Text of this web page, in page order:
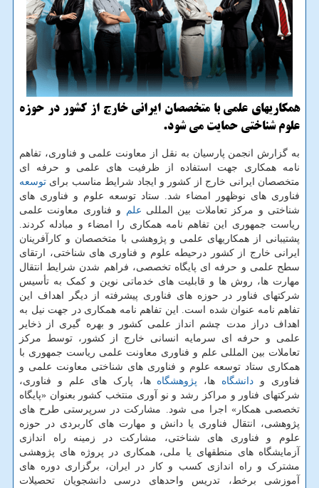
همكاریهای علمی با متخصصان ایرانی خارج از كشور در حوزه
علوم شناختی حمایت می شود.
به گزارش انجمن پارسیان به نقل از معاونت علمی و فناوری، تفاهم
نامه همکاری جهت استفاده از ظرفیت های علمی و حرفه ای
متخصصان ایرانی خارج از کشور و ایجاد شرایط مناسب برای توسعه
فناوری های نوظهور امضاء شد. ستاد توسعه علوم و فناوری های
شناختی و مرکز تعاملات بین المللی علم
و فناوری معاونت علمی
ریاست جمهوری این تفاهم نامه همکاری را امضاء و مبادله کردند.
پشتیبانی از همکاریهای علمی و پژوهشی با متخصصان و کارآفرینان
ایرانی خارج از کشور درحیطه علوم و فناوری های شناختی، ارتقای
سطح علمی و حرفه ای پایگاه تخصصی، فراهم شدن شرایط انتقال
مهارت ها، روش ها و قابلیت های خدماتی نوین و کمک به تأسیس
شرکتهای فناور در حوزه های فناوری پیشرفته از دیگر اهداف این
تفاهم نامه عنوان شده است. این تفاهم نامه همکاری در جهت نیل به
اهداف دراز مدت چشم انداز علمی کشور و بهره گیری از ذخایر
علمی و حرفه ای سرمایه انسانی خارج از کشور، توسط مرکز
تعاملات بین المللی علم و فناوری معاونت علمی ریاست جمهوری با
همکاری ستاد توسعه علوم و فناوری های شناختی معاونت علمی و
فناوری و دانشگاه ها، پژوهشگاه ها، پارک های علم و فناوری،
شرکتهای فناور و مراکز رشد و نو آوری منتخب کشور بعنوان «پایگاه
تخصصی همکار» اجرا می شود. مشارکت در سرپرستی طرح های
پژوهشی، انتقال فناوری یا دانش و مهارت­ های کاربردی در حوزه
علوم و فناوری­ های شناختی، مشارکت در زمینه راه ­اندازی
آزمایشگاه های منطقه­ای یا ملی، همکاری در پروژه­ های پژوهشی
مشترک و راه اندازی کسب و کار در ایران، برگزاری دوره های
آموزشی برخط، تدریس واحدهای درسی دانشجویان تحصیلات